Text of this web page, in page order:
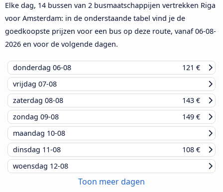
Elke dag, 14 bussen van 2 busmaatschappijen vertrekken Riga
voor Amsterdam: in de onderstaande tabel vind je de
goedkoopste prijzen voor een bus op deze route, vanaf06-08-
2026 en voor de volgende dagen.
donderdag 06-08
121 €
vrijdag 07-08
zaterdag 08-08
143 €
zondag 09-08
149 €
maandag 10-08
dinsdag 11-08
108 €
woensdag 12-08
Toon meer dagen